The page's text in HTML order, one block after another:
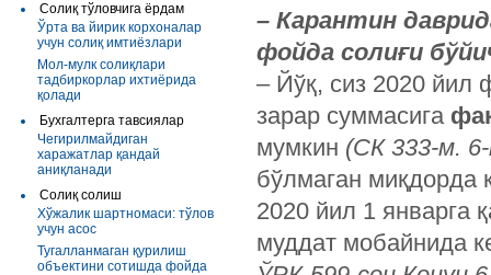
Солиқ тўловчига ёрдам
Ўрта ва йирик корхоналар
учун солиқ имтиёзлари
Мол-мулк солиқлари
тадбиркорлар ихтиёрида
қолади
Бухгалтерга тавсиялар
Чегирилмайдиган
харажатлар қандай
аниқланади
Солиқ солиш
Хўжалик шартномаси: тўлов
учун асос
Тугалланмаган қурилиш
объектини сотишда фойда
– Карантин
фойда солиғи
– Йўқ, сиз 2020 йил
зарар суммасига
мумкин (СК333-м.
бўлмаган миқдорда
2020 йил 1 январга
муддат мобайнида